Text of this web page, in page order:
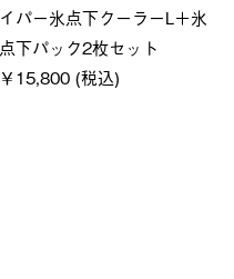
イパー氷点下クーラーL＋氷
点下パック2枚セット
￥15,800 (税込)